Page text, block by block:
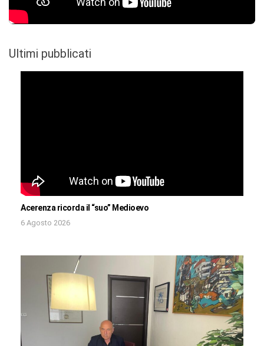
Ultimi pubblicati
Acerenza ricorda il “suo” Medioevo
6 Agosto 2026